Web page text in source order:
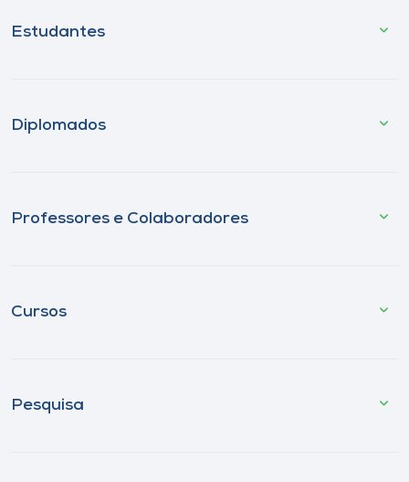
Estudantes
Diplomados
Professores e Colaboradores
Cursos
Pesquisa